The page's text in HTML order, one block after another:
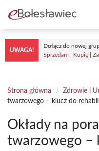
treści
UWAGA!
Dołącz do nowej
Sprzedam | Kupię |
Strona główna / Zdrowie i
twarzowego – klucz do
Okłady na
twarzowego –